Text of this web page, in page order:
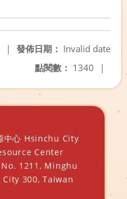
發佈日期： Invalid date
|
點閱數： 1340 |
中心 Hsinchu City
Center
No. 1211, Minghu
300, Taiwan